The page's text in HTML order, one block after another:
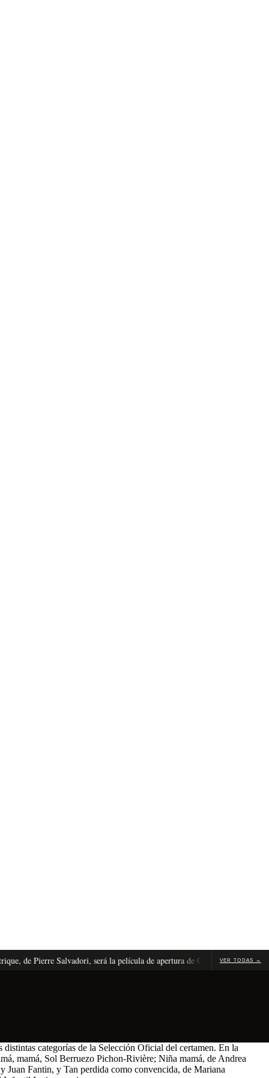
Pierre Salvadori, será la película de apertura de Cannes 2026 El
VER TODAS →
categorías de la Selección Oficial del certamen. En la
mamá, Sol Berruezo Pichon-Rivière; Niña mamá, de Andrea
Juan Fantin, y Tan perdida como convencida, de Mariana